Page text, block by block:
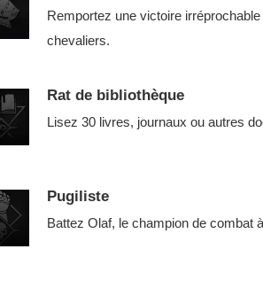
Remportez une victoire
chevaliers.
Rat de bibliothèque
Lisez 30 livres, journaux ou autres
Pugiliste
Battez Olaf, le champion de combat